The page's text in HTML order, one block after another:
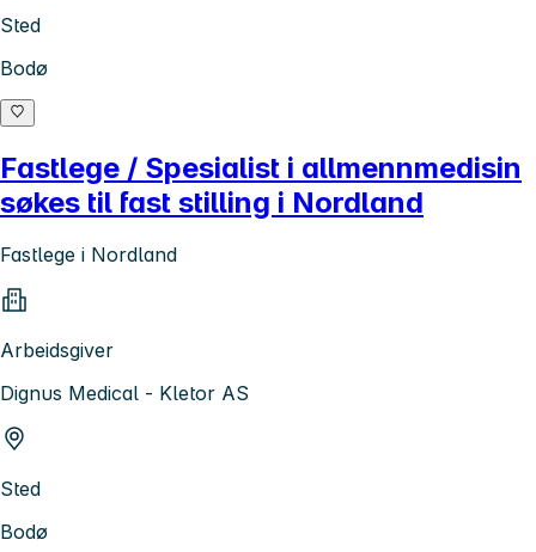
Sted
Bodø
Fastlege / Spesialist i allmennmedisin
søkes til fast stilling i Nordland
Fastlege i Nordland
Arbeidsgiver
Dignus Medical - Kletor AS
Sted
Bodø